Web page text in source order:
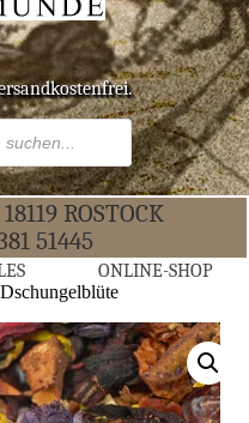
18119 ROS­TOCK
51445
ONLINE-SHOP